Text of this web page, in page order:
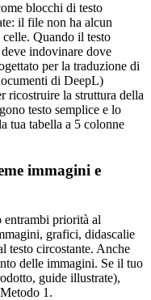
blocchi di testo
il file non ha alcun
Quando il testo
indovinare dove
per la traduzione di
di DeepL)
ricostruire la struttura della
testo semplice e lo
tua tabella a 5 colonne
immagini e
entrambi priorità al
grafici, didascalie
circostante. Anche
delle immagini. Se il tuo
guide illustrate),
1.